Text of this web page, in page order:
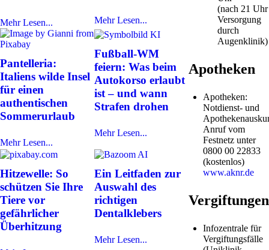
Mehr Lesen... Mehr Lesen...
Pantelleria:
Italiens wilde Insel
für einen
authentischen
Sommerurlaub
Mehr Lesen...
Fußball-WM
feiern: Was beim
Autokorso erlaubt
ist – und wann
Strafen drohen
Mehr Lesen...
Hitzewelle: So
schützen Sie Ihre
Tiere vor
gefährlicher
Überhitzung
Ein Leitfaden zur
Auswahl des
richtigen
Dentalklebers
Mehr Lesen...
(nach 21 Uhr
Versorgung
durch
Augenklinik)
Apotheken
Apotheken:
Notdienst- und
Anruf vom
Festnetz unter
0800 00 22833
(kostenlos)
www.aknr.de
Vergiftungen
Infozentrale für
Vergiftungsfälle